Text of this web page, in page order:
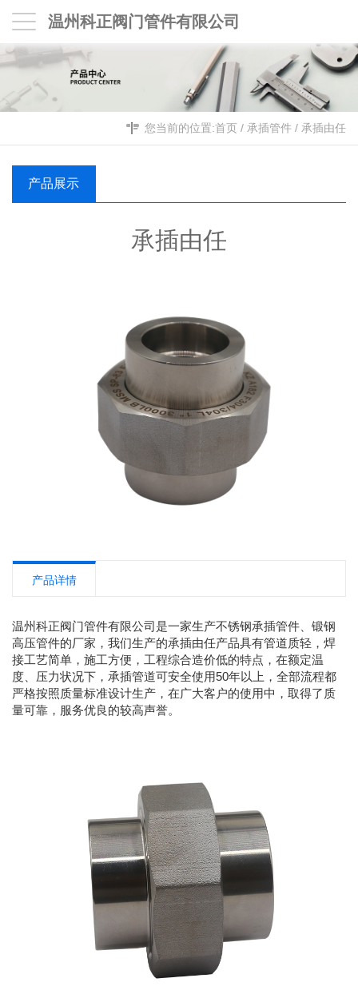
温州科正阀门管件有限公司
您当前的位置:首页 / 承插管件 / 承插由任
产品展示
承插由任
产品详情
温州科正阀门管件有限公司是一家生产不锈钢承插管件、锻钢
高压管件的厂家，我们生产的承插由任产品具有管道质轻，焊
接工艺简单，施工方便，工程综合造价低的特点，在额定温
度、压力状况下，承插管道可安全使用50年以上，全部流程都
严格按照质量标准设计生产，在广大客户的使用中，取得了质
量可靠，服务优良的较高声誉。